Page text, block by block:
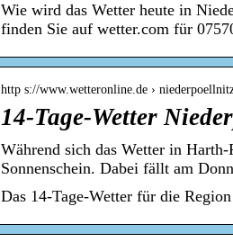
Wie wird das Wetter heute in
finden Sie auf wetter.com für
http s://www.wetteronline.de ›
14-Tage-Wetter
Während sich das Wetter in
Sonnenschein. Dabei fällt am
Das 14-Tage-Wetter für die